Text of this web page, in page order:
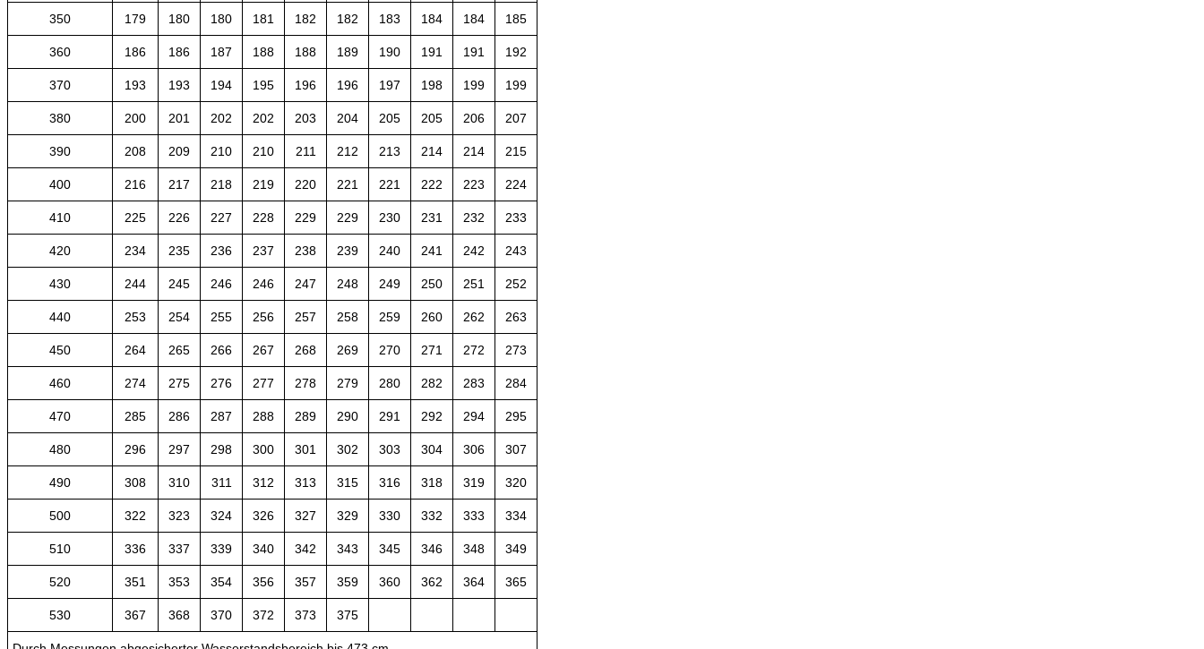
350 179 180 180 181 182 182 183 184 184 185
360 186 186 187 188 188 189 190 191 191 192
370 193 193 194 195 196 196 197 198 199 199
380 200 201 202 202 203 204 205 205 206 207
390 208 209 210 210 211 212 213 214 214 215
400 216 217 218 219 220 221 221 222 223 224
410 225 226 227 228 229 229 230 231 232 233
420 234 235 236 237 238 239 240 241 242 243
430 244 245 246 246 247 248 249 250 251 252
440 253 254 255 256 257 258 259 260 262 263
450 264 265 266 267 268 269 270 271 272 273
460 274 275 276 277 278 279 280 282 283 284
470 285 286 287 288 289 290 291 292 294 295
480 296 297 298 300 301 302 303 304 306 307
490 308 310 311 312 313 315 316 318 319 320
500 322 323 324 326 327 329 330 332 333 334
510 336 337 339 340 342 343 345 346 348 349
520 351 353 354 356 357 359 360 362 364 365
530 367 368 370 372 373 375